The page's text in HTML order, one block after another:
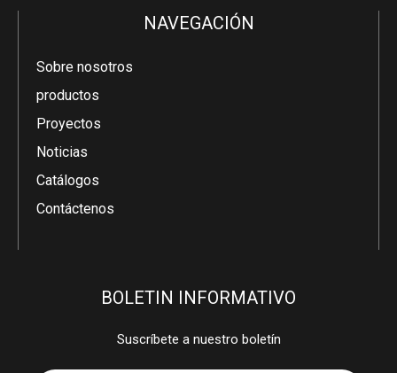
NAVEGACIÓN
Sobre nosotros
productos
Proyectos
Noticias
Catálogos
Contáctenos
BOLETIN INFORMATIVO
Suscríbete a nuestro boletín